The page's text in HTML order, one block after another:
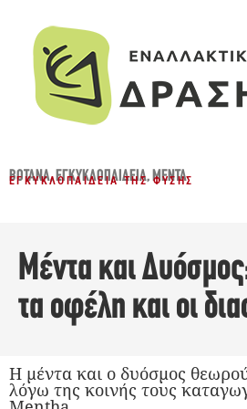
ΒΌΤΑΝΑ,ΕΓΚΥΚΛΟΠΑΙΔΕΙΑ,ΜΈΝΤΑ
ΕΓΚΥΚΛΟΠΑΊΔΕΙΑ ΤΗΣ ΦΎΣΗΣ
Μέντα και
τα οφέλη και οι
Η μέντα και ο δυόσμος
λόγω της κοινής τους